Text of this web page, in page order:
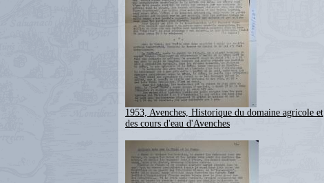
1953, Avenches, Historique du domaine agricole et
des cours d'eau d'Avenches